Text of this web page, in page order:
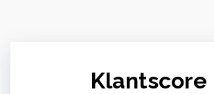
Klantscore